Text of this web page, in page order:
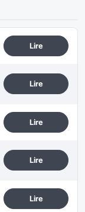
Lire
Lire
Lire
Lire
Lire